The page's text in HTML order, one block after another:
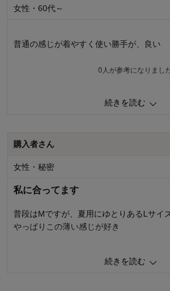
女性・60代～
普通の感じが着やすく使い勝手が、良い
0 人が参考になりまし
5.0
お気に入りポイント：
サイズ、通気
続きを読む
購入者さん
女性・秘密
私に合ってます
普段はMですが、夏用にゆとりあるLサイ
やっぱりこの薄い感じが好き
続きを読む